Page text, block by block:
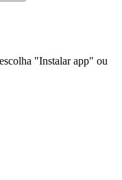
"Instalar app" ou